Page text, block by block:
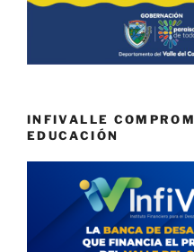
INFIVALLE
EDUCACIÓN